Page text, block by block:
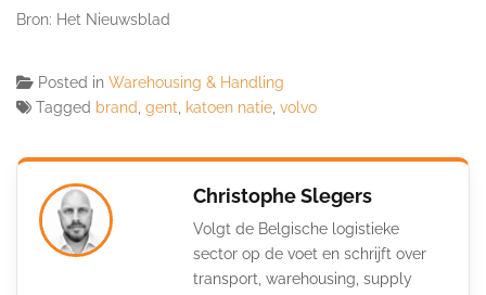
Bron: Het Nieuwsblad
Posted in Warehousing & Handling
Tagged brand gent katoen natie volvo
Christophe Slegers
Volgt de Belgische logistieke
sector op de voet en schrijft over
transport, warehousing, supply